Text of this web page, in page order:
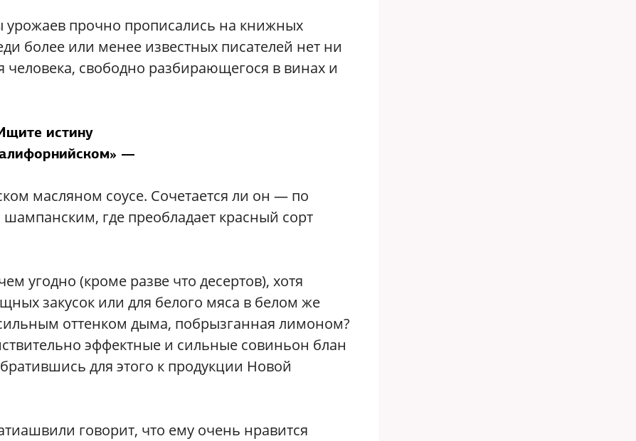
прочно прописались на книжных
более или менее известных писателей нет ни
человека, свободно разбирающегося в винах и
истину
—
масляном соусе. Сочетается ли он — по
где преобладает красный сорт
угодно (кроме разве что десертов), хотя
закусок или для белого мяса в белом же
оттенком дыма, побрызганная лимоном?
эффектные и сильные совиньон блан
для этого к продукции Новой
говорит, что ему очень нравится